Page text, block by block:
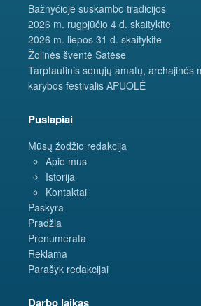
Bažnyčioje suskambo tradicijos
2026 m. rugpjūčio 4 d. skaitykite
2026 m. liepos 31 d. skaitykite
Žolinės šventė Šatėse
Tarptautinis senųjų amatų, archajinės
karybos festivalis APUOLĖ
Puslapiai
Mūsų žodžio redakcija
Apie mus
Istorija
Kontaktai
Paskyra
Pradžia
Prenumerata
Reklama
Parašyk redakcijai
Darbo laikas